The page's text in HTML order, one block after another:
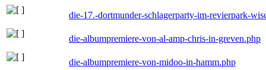
die-17.-dortmunder-schlagerparty-im-revierpark-
die-albumpremiere-von-al-amp-chris-in-greven.php
die-albumpremiere-von-midoo-in-hamm.php